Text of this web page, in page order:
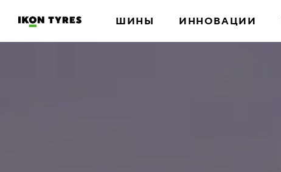
ШИНЫ ИННОВАЦИИ